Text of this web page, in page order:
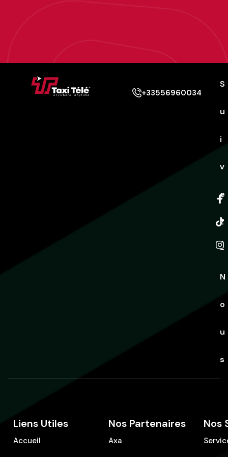
+33556960034
S
u
i
v
e
z
-
N
o
u
s
Liens Utiles
Accueil
Nos Partenaires
Axa
Nos